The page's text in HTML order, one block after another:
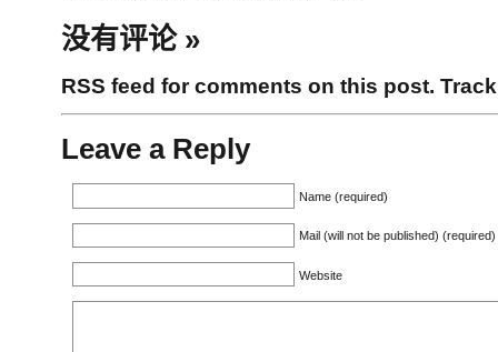
没有评论 »
RSS feed for comments on this post.
Leave a Reply
Name (required)
Mail (will not be published) (required)
Website